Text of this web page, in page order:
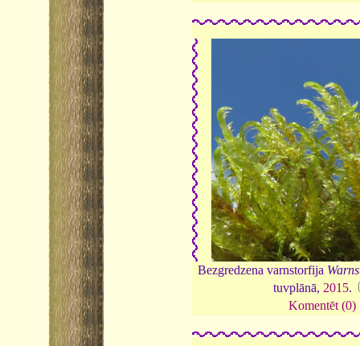
Bezgredzena varnstorfija
tuvplānā, 2015.
Komentēt (0)